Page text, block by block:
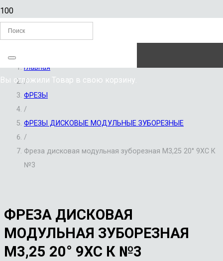
ЗАКАЗАТЬ ЗВОНОК
Вы отложили Товар в свою корзину.
Главная
/
ФРЕЗЫ
/
ФРЕЗЫ ДИСКОВЫЕ МОДУЛЬНЫЕ ЗУБОРЕЗНЫЕ
/
Фреза дисковая модульная зуборезная М3,25 20° 9ХС К
№3
ФРЕЗА ДИСКОВАЯ
МОДУЛЬНАЯ ЗУБОРЕЗНАЯ
М3,25 20° 9ХС К №3